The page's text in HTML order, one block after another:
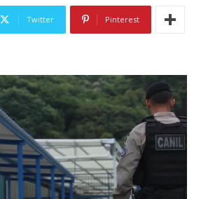
Twitter Pinterest